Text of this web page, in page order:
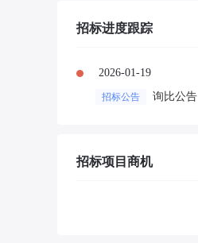
招标进度跟踪
2026-01-19
招标公告 询比公告
招标项目商机